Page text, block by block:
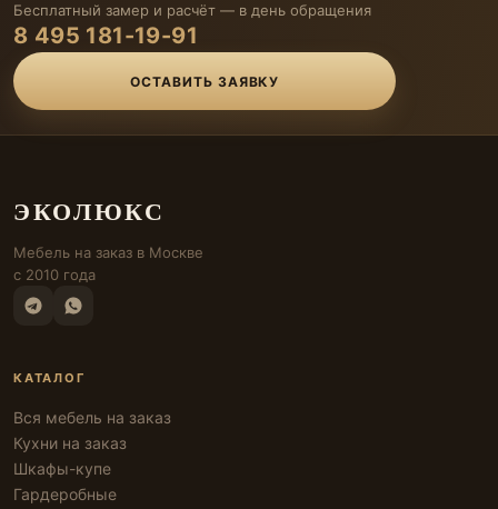
Бесплатный замер и расчёт — в день обращения
8 495 181-19-91
ОСТАВИТЬ ЗАЯВКУ
ЭКОЛЮКС
Мебель на заказ в Москве
с 2010 года
КАТАЛОГ
Вся мебель на заказ
Кухни на заказ
Шкафы-купе
Гардеробные